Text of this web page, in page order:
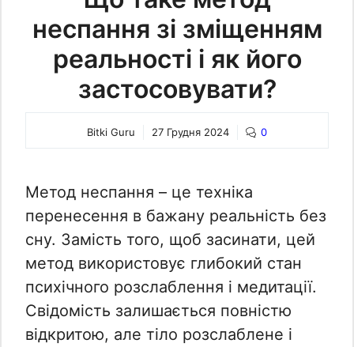
неспання зі зміщенням
реальності і як його
застосовувати?
Bitki Guru 27 Грудня 2024 0
Метод неспання – це техніка
перенесення в бажану реальність без
сну. Замість того, щоб засинати, цей
метод використовує глибокий стан
психічного розслаблення і медитації.
Свідомість залишається повністю
відкритою, але тіло розслаблене і